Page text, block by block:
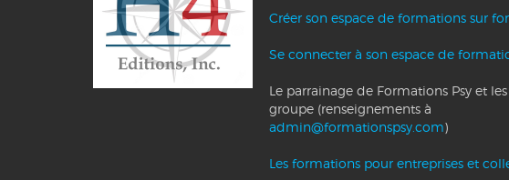
Créer son espace de formations sur
Se connecter à son espace de
Le parrainage de Formations Psy et
groupe (renseignements à
admin@formationspsy.com)
Les formations pour entreprises et